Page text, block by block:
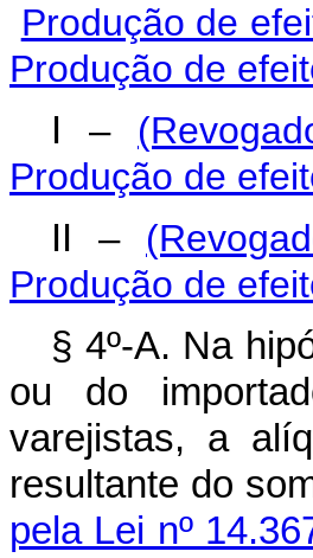
Produção de
Produção de
I –
Produção de
II –
Produção de
§ 4º-A. Na
ou do
varejistas, a
resultante do
pela Lei nº